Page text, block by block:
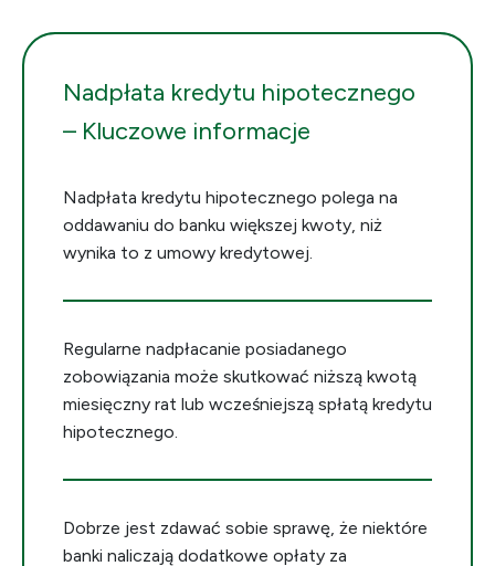
Nadpłata kredytu hipotecznego
– Kluczowe informacje
Nadpłata kredytu hipotecznego polega na
oddawaniu do banku większej kwoty, niż
wynika to z umowy kredytowej.
Regularne nadpłacanie posiadanego
zobowiązania może skutkować niższą kwotą
miesięczny rat lub wcześniejszą spłatą kredytu
hipotecznego.
Dobrze jest zdawać sobie sprawę, że niektóre
banki naliczają dodatkowe opłaty za